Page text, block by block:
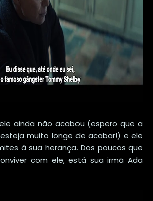
ainda não acabou (espero que a
muito longe de acabar!) e ele
à sua herança. Dos poucos que
com ele, está sua irmã Ada